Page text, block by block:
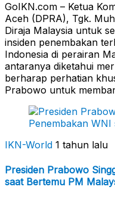
GoIKN.com – Ketua
Aceh (DPRA), Tgk.
Diraja Malaysia untuk
insiden penembakan
Indonesia di perairan
antaranya diketahui
berharap perhatian
Prabowo untuk
IKN-World 1 tahun lalu
Presiden Prabowo
saat Bertemu PM